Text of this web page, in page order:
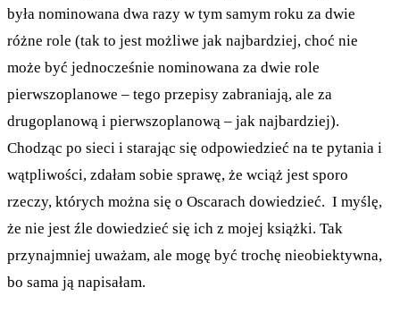
była nominowana dwa razy w tym samym roku za dwie
różne role (tak to jest możliwe jak najbardziej, choć nie
może być jednocześnie nominowana za dwie role
pierwszoplanowe – tego przepisy zabraniają, ale za
drugoplanową i pierwszoplanową – jak najbardziej).
Chodząc po sieci i starając się odpowiedzieć na te pytania i
wątpliwości, zdałam sobie sprawę, że wciąż jest sporo
rzeczy, których można się o Oscarach dowiedzieć. I myślę,
że nie jest źle dowiedzieć się ich z mojej książki. Tak
przynajmniej uważam, ale mogę być trochę nieobiektywna,
bo sama ją napisałam.